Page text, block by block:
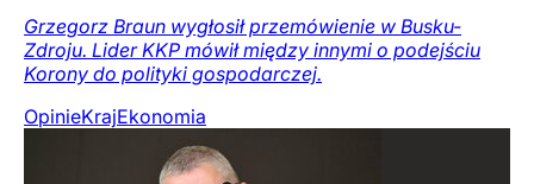
Grzegorz Braun wygłosił przemówienie w Busku-
Zdroju. Lider KKP mówił między innymi o podejściu
Korony do polityki gospodarczej.
OpinieKrajEkonomia